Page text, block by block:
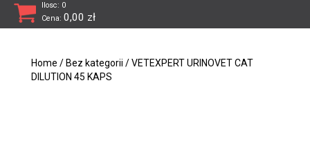
Ilosc: 0
Cena: 0,00 zł
Home / Bez kategorii / VETEXPERT URINOVET CAT
DILUTION 45 KAPS